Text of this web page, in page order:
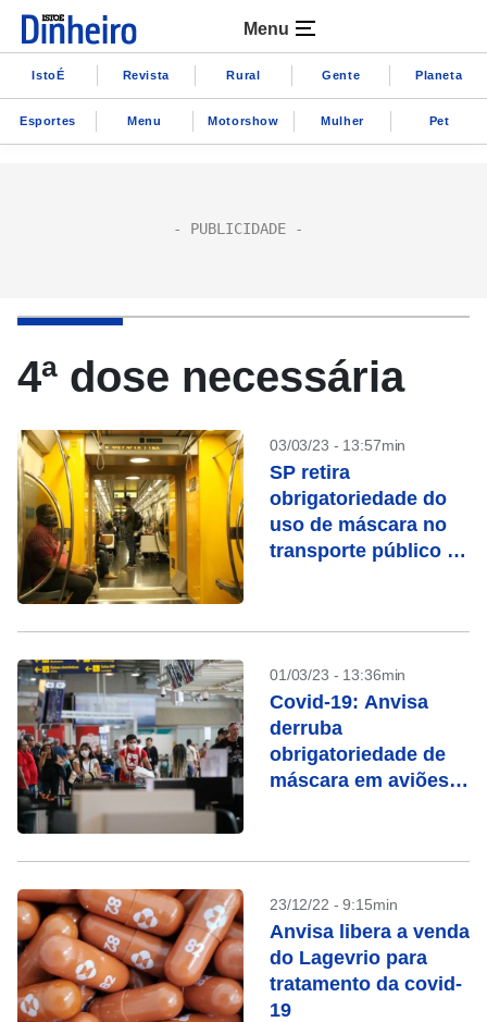
Menu
IstoÉ Revista Rural Gente Planeta
Esportes Menu Motorshow Mulher Pet
4ª dose necessária
03/03/23 - 13:57min
SP retira
obrigatoriedade do
uso de máscara no
transporte público a
01/03/23 - 13:36min
Covid-19: Anvisa
derruba
obrigatoriedade de
máscara em aviões e
23/12/22 - 9:15min
Anvisa libera a venda
do Lagevrio para
tratamento da covid-
19